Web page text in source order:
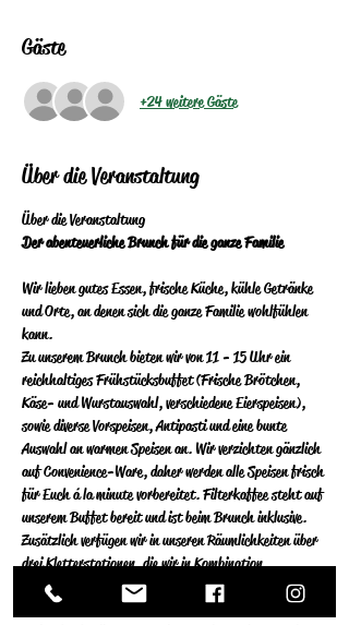
Gäste
+24 weitere Gäste
Über die Veranstaltung
Über die Veranstaltung
Der abenteuerliche Brunch für die ganze Familie
Wir lieben gutes Essen, frische Küche, kühle Getränke
und Orte, an denen sich die ganze Familie wohlfühlen
kann.
Zu unserem Brunch bieten wir von 11 - 15 Uhr ein
reichhaltiges Frühstücksbuffet (Frische Brötchen,
Käse- und Wurstauswahl, verschiedene Eierspeisen),
sowie diverse Vorspeisen, Antipasti und eine bunte
Auswahl an warmen Speisen an.  Wir verzichten gänzlich
auf Convenience-Ware, daher werden alle Speisen frisch
für Euch á la minute vorbereitet.  Filterkaffee steht auf
unserem Buffet bereit und ist beim Brunch inklusive.
Zusätzlich verfügen wir in unseren Räumlichkeiten über
drei Kletterstationen, die wir in Kombination
ausschließlich sonntags für Privatpersonen öffnen. Die
Stationen an der Kletterwand und im